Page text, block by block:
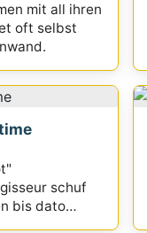
mit all ihren
oft selbst
schuf
bis dato